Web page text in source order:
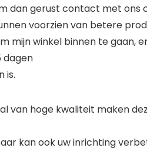
dan gerust contact met ons
voorzien van betere
mijn winkel binnen te
dagen
is.
van hoge kwaliteit maken
kan ook uw inrichting